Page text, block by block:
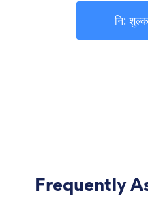
नि:
Frequently